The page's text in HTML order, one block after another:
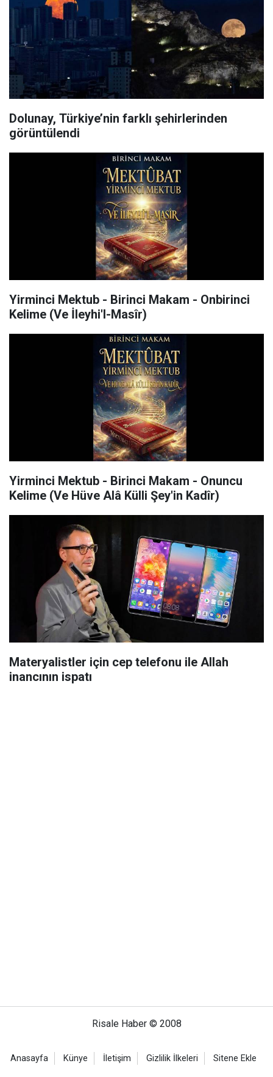
Dolunay, Türkiye’nin farklı şehirlerinden
görüntülendi
Yirminci Mektub - Birinci Makam - Onbirinci
Kelime (Ve İleyhi'l-Masîr)
Yirminci Mektub - Birinci Makam - Onuncu
Kelime (Ve Hüve Alâ Külli Şey'in Kadîr)
Materyalistler için cep telefonu ile Allah
inancının ispatı
Risale Haber © 2008
Anasayfa Künye İletişim Gizlilik İlkeleri Sitene Ekle